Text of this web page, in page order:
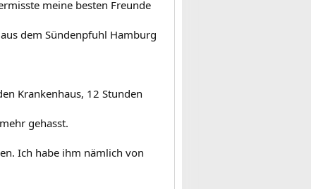
meine besten Freunde
dem Sündenpfuhl Hamburg
Krankenhaus, 12 Stunden
gehasst.
Ich habe ihm nämlich von